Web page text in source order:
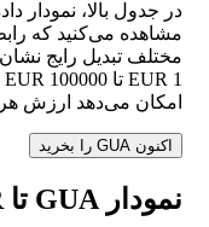
مختلف تبدیل رایج
امکان می‌دهد ارزش هر
اکنون GUA را بخرید
نمودار GUA تا EUR